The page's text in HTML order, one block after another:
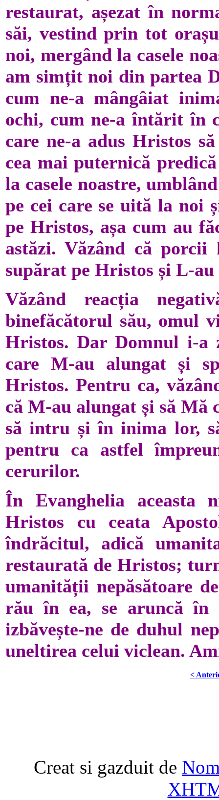
restaurat, așezat în
săi, vestind prin tot
noi, mergând la casele
am simțit noi din partea
cum ne-a mângâiat
ochi, cum ne-a întărit în
care ne-a adus Hristos
cea mai puternică
la casele noastre,
pe cei care se uită la noi
pe Hristos, așa cum au
astăzi. Văzând că
supărat pe Hristos și L-
Văzând reacția
binefăcătorul său, omul
Hristos. Dar Domnul i-
care M-au alungat și
Hristos. Pentru ca,
că M-au alungat și să Mă
să intru și în inima lor,
pentru ca astfel
cerurilor.
În Evanghelia
Hristos cu ceata
îndrăcitul, adică
restaurată de Hristos;
umanității nepăsătoare
rău în ea, se aruncă în
izbăvește-ne de duhul
uneltirea celui viclean.
<
Creat si gazduit de